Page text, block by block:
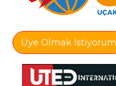
Üye Olmak İstiyorum